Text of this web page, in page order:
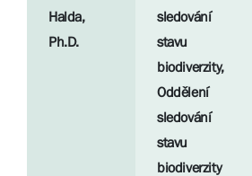
Halda,
Ph.D.
sledování
stavu
biodiverzity,
Oddělení
sledování
stavu
biodiverzity